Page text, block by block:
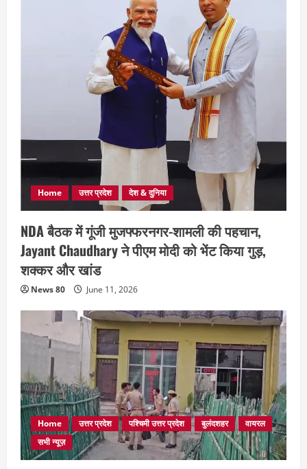
Home उत्तर प्रदेश देश & दुनिया
NDA बैठक में गूंजी मुजफ्फरनगर-शामली की पहचान,
Jayant Chaudhary ने पीएम मोदी को भेंट किया गुड़,
शक्कर और खांड
News 80 June 11, 2026
Home उत्तर प्रदेश पश्चिमी उत्तर प्रदेश बुलंदशहर
वायरल
सभी न्यूज़